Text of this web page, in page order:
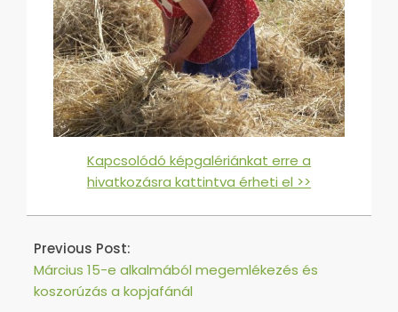
Kapcsolódó képgalériánkat erre a
hivatkozásra kattintva érheti el >>
2016-
03
Previous Post:
Március 15-e alkalmából megemlékezés és
koszorúzás a kopjafánál